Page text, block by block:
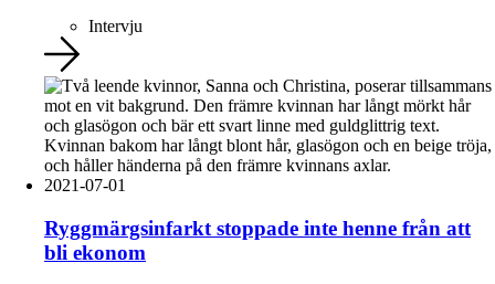
Intervju
2021-07-01
Ryggmärgsinfarkt stoppade inte henne från att
bli ekonom